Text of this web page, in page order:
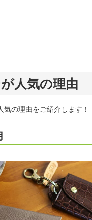
人気の理由
の理由をご紹介します！